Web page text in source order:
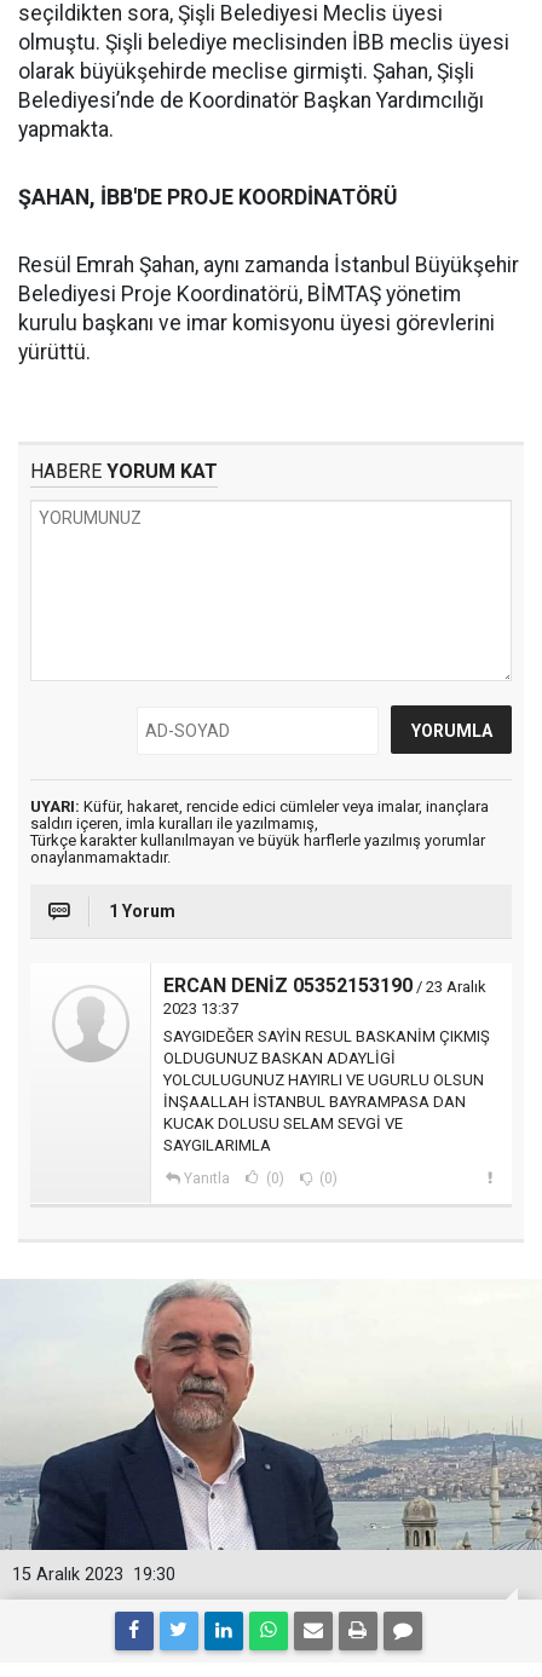
seçildikten sora, Şişli Belediyesi Meclis üyesi
olmuştu. Şişli belediye meclisinden İBB meclis üyesi
olarak büyükşehirde meclise girmişti. Şahan, Şişli
Belediyesi’nde de Koordinatör Başkan Yardımcılığı
yapmakta.
ŞAHAN, İBB'DE PROJE KOORDİNATÖRÜ
Resül Emrah Şahan, aynı zamanda İstanbul Büyükşehir
Belediyesi Proje Koordinatörü, BİMTAŞ yönetim
kurulu başkanı ve imar komisyonu üyesi görevlerini
yürüttü.
HABERE YORUM KAT
UYARI: Küfür, hakaret, rencide edici cümleler veya imalar, inançlara
saldırı içeren, imla kuralları ile yazılmamış,
Türkçe karakter kullanılmayan ve büyük harflerle yazılmış yorumlar
onaylanmamaktadır.
1 Yorum
ERCAN DENİZ 05352153190 / 23 Aralık
2023 13:37
SAYGIDEĞER SAYİN RESUL BASKANİM ÇIKMIŞ
OLDUGUNUZ BASKAN ADAYLİGİ
YOLCULUGUNUZ HAYIRLI VE UGURLU OLSUN
İNŞAALLAH İSTANBUL BAYRAMPASA DAN
KUCAK DOLUSU SELAM SEVGİ VE
SAYGILARIMLA
Yanıtla (0) (0)
19:30
15 Aralık 2023